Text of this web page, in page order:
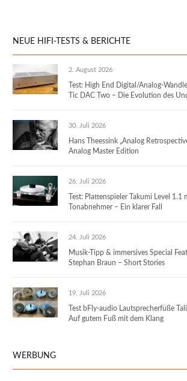
NEUE HIFI-TESTS & BERICHTE
2. August 2026
Test: High End Digital/Analog-
Tic DAC Two – Die Evolution des
30. Juli 2026
Hans Theessink „Analog
Analog Master Edition
26. Juli 2026
Test: Plattenspieler Takumi Level 1.1
Tonabnehmer – Ein klarer Fall
24. Juli 2026
Musik-Tipp & immersives Special
Stephan Braun – Short Stories
19. Juli 2026
Test bFly-audio Lautsprecherfüße
Auf gutem Fuß mit dem Klang
WERBUNG